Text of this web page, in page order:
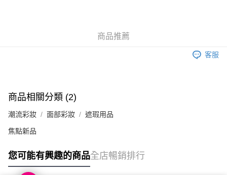
(澳門門市) 只顯示可選門市。確認發貨後2-5個工作天到店，3天內
取。逾期會取消訂單，並不會安排重寄
每筆HK$20.00，滿HK$100.00或以上免運費
澳門地區配送 - 確認發貨後1-4個工作天送達
商品推薦
客服
商品相關分類 (2)
潮流彩妝 面部彩妝 遮瑕用品
焦點新品
您可能有興趣的商品全店暢銷排行